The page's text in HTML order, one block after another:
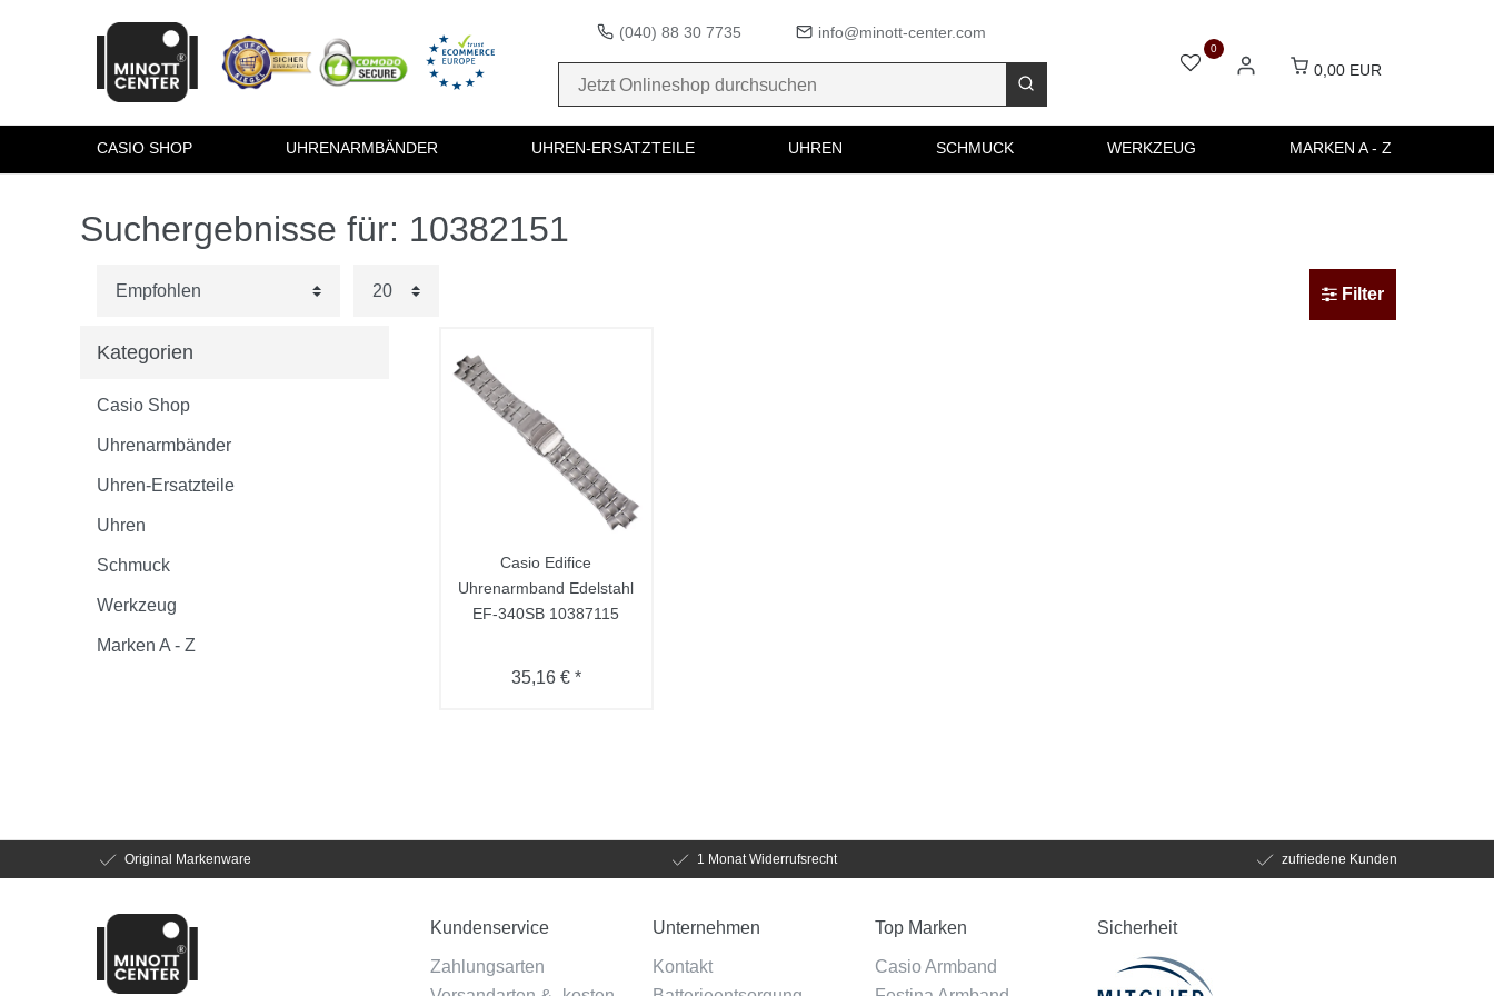
(040) 88 30 7735 info@minott-center.com
0
0,00 EUR
CASIO SHOP UHRENARMBÄNDER UHREN-ERSATZTEILE UHREN SCHMUCK WERKZEUG MARKEN A - Z
Suchergebnisse für: 10382151
Filter
Kategorien
Casio Shop
Uhrenarmbänder
Uhren-Ersatzteile
Uhren
Schmuck
Werkzeug
Marken A - Z
Casio Edifice
Uhrenarmband Edelstahl
EF-340SB 10387115
35,16 € *
Original Markenware 1 Monat Widerrufsrecht zufriedene Kunden
Kundenservice
Zahlungsarten
Unternehmen
Kontakt
Top Marken
Casio Armband
Sicherheit